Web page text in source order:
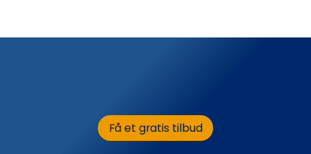
Få et gratis tilbud